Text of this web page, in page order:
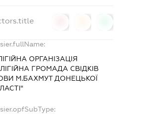
ОРГАНІЗАЦІЯ
ГРОМАДА СВІДКІВ
М.БАХМУТ ДОНЕЦЬКОЇ